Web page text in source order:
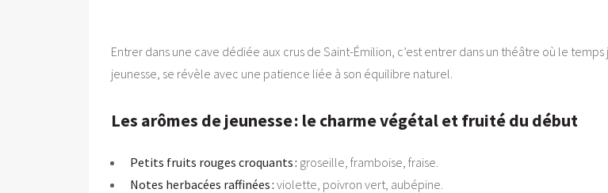
Entrer dans une cave dédiée aux crus de Saint-Émilion, c’est entrer dans un théâtre où le
jeunesse, se révèle avec une patience liée à son équilibre naturel.
Les arômes de jeunesse : le charme végétal et fruité du début
Petits fruits rouges croquants : groseille, framboise, fraise.
Notes herbacées raffinées : violette, poivron vert, aubépine.